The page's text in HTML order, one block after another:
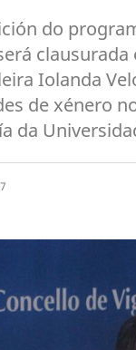
do
Iolanda
de xénero
da